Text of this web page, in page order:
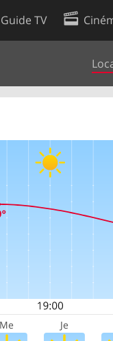
Guide TV
Me Je